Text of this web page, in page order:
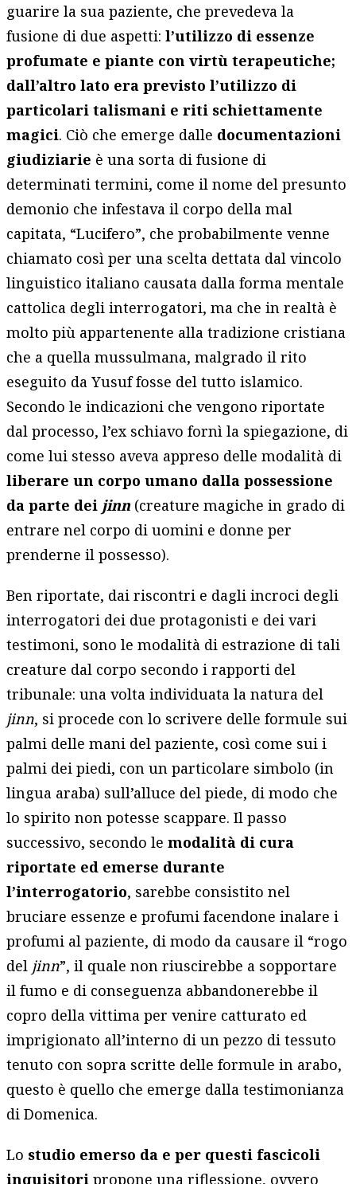
guarire la sua paziente, che prevedeva la
fusione di due aspetti:l’utilizzo di essenze
profumate e piante con virtù terapeutiche;
dall’altro lato era previsto l’utilizzo di
particolari talismani e riti schiettamente
magici. Ciò che emerge dalle documentazioni
giudiziarie è una sorta di fusione di
determinati termini, come il nome del presunto
demonio che infestava il corpo della mal
capitata, “Lucifero”, che probabilmente venne
chiamato così per una scelta dettata dal vincolo
linguistico italiano causata dalla forma mentale
cattolica degli interrogatori, ma che in realtà è
molto più appartenente alla tradizione cristiana
che a quella mussulmana, malgrado il rito
eseguito da Yusuf fosse del tutto islamico.
Secondo le indicazioni che vengono riportate
dal processo, l’ex schiavo fornì la spiegazione, di
come lui stesso aveva appreso delle modalità di
liberare un corpo umano dalla possessione
da parte dei jinn (creature magiche in grado di
entrare nel corpo di uomini e donne per
prenderne il possesso).
Ben riportate, dai riscontri e dagli incroci degli
interrogatori dei due protagonisti e dei vari
testimoni, sono le modalità di estrazione di tali
creature dal corpo secondo i rapporti del
tribunale: una volta individuata la natura del
jinn, si procede con lo scrivere delle formule sui
palmi delle mani del paziente, così come sui i
palmi dei piedi, con un particolare simbolo (in
lingua araba) sull’alluce del piede, di modo che
lo spirito non potesse scappare. Il passo
successivo, secondo lemodalità di cura
riportate ed emerse durante
l’interrogatorio, sarebbe consistito nel
bruciare essenze e profumi facendone inalare i
profumi al paziente, di modo da causare il “rogo
del jinn”, il quale non riuscirebbe a sopportare
il fumo e di conseguenza abbandonerebbe il
copro della vittima per venire catturato ed
imprigionato all’interno di un pezzo di tessuto
tenuto con sopra scritte delle formule in arabo,
questo è quello che emerge dalla testimonianza
di Domenica.
Lo studio emerso da e per questi fascicoli
inquisitori propone una riflessione, ovvero